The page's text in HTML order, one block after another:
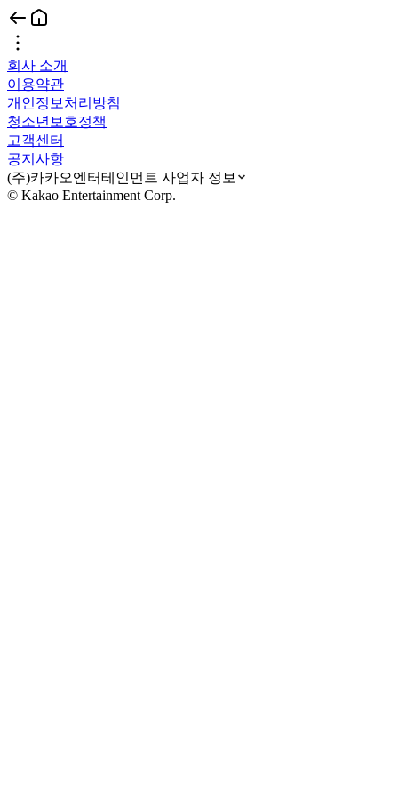
회사 소개
이용약관
개인정보처리방침
청소년보호정책
고객센터
공지사항
(주)카카오엔터테인먼트 사업자 정보
© Kakao Entertainment Corp.